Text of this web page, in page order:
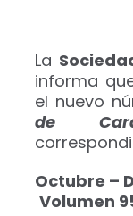
La
informa
el nuevo
de
Octubre –
Volumen